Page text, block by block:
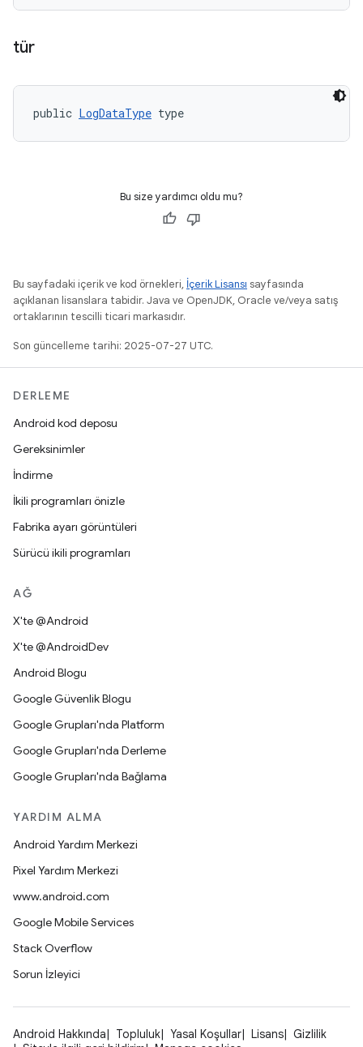
tür
public LogDataType type
Bu size yardımcı oldu mu?
Bu sayfadaki içerik ve kod örnekleri, İçerik Lisansı sayfasında
açıklanan lisanslara tabidir. Java ve OpenJDK, Oracle ve/veya satış
ortaklarının tescilli ticari markasıdır.
Son güncelleme tarihi: 2025-07-27 UTC.
DERLEME
Android kod deposu
Gereksinimler
İndirme
İkili programları önizle
Fabrika ayarı görüntüleri
Sürücü ikili programları
AĞ
X'te @Android
X'te @AndroidDev
Android Blogu
Google Güvenlik Blogu
Google Grupları'nda Platform
Google Grupları'nda Derleme
Google Grupları'nda Bağlama
YARDIM ALMA
Android Yardım Merkezi
Pixel Yardım Merkezi
www.android.com
Google Mobile Services
Stack Overflow
Sorun İzleyici
Android Hakkında Topluluk Yasal Koşullar Lisans
Gizlilik